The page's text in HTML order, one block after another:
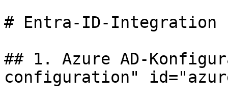
# Entra-ID-Integration
## 1. Azure AD-
configuration"